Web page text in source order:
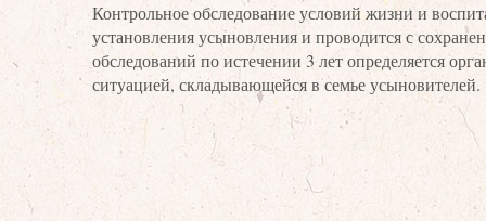
Контрольное обследование условий жизни и
установления усыновления и проводится с
обследований по истечении 3 лет определяется
ситуацией, складывающейся в семье усыновителей.